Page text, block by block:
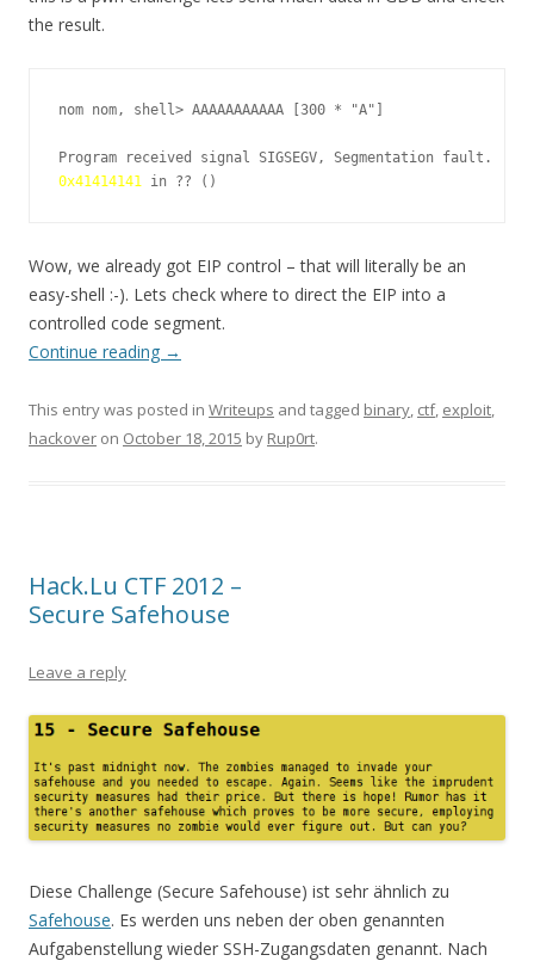
the result.
nom nom, shell> AAAAAAAAAAA [300 * "A"]
0x41414141
Wow, we already got EIP control – that will literally be an
easy-shell :-). Lets check where to direct the EIP into a
controlled code segment.
Continue reading →
This entry was posted in Writeups and tagged binary, ctf, exploit,
hackover on October 18, 2015 by Rup0rt.
Hack.Lu CTF 2012 –
Secure Safehouse
Leave a reply
Diese Challenge (Secure Safehouse) ist sehr ähnlich zu
Safehouse. Es werden uns neben der oben genannten
Aufgabenstellung wieder SSH-Zugangsdaten genannt. Nach